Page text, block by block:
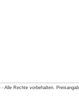
Alle Rechte vorbehalten.